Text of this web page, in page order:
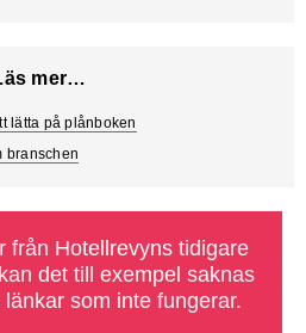
mer…
lätta på plånboken
branschen
från Hotellrevyns tidigare
det till exempel saknas
som inte fungerar.